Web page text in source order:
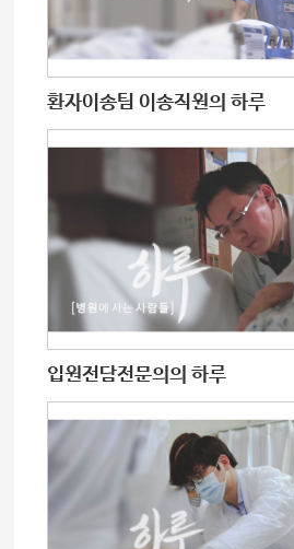
환자이송팀 이송직원의 하루
입원전담전문의의 하루